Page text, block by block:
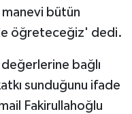
manevi bütün
öğreteceğiz' dedi.
değerlerine bağlı
sunduğunu ifade
Fakirullahoğlu